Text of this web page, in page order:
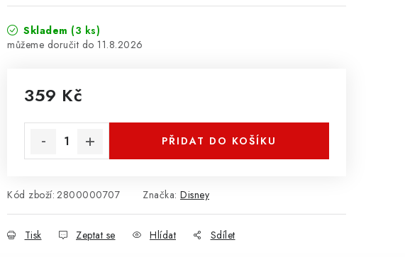
Skladem (3 ks)
11.8.2026
359 Kč
PŘIDAT DO KOŠÍKU
Kód zboží: 2800000707 Značka: Disney
Tisk Zeptat se Hlídat Sdílet